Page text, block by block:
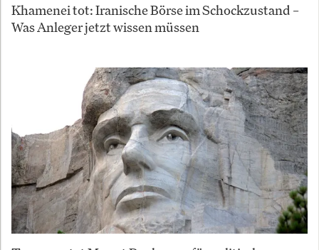
Khamenei tot: Iranische Börse im Schockzustand –
Was Anleger jetzt wissen müssen